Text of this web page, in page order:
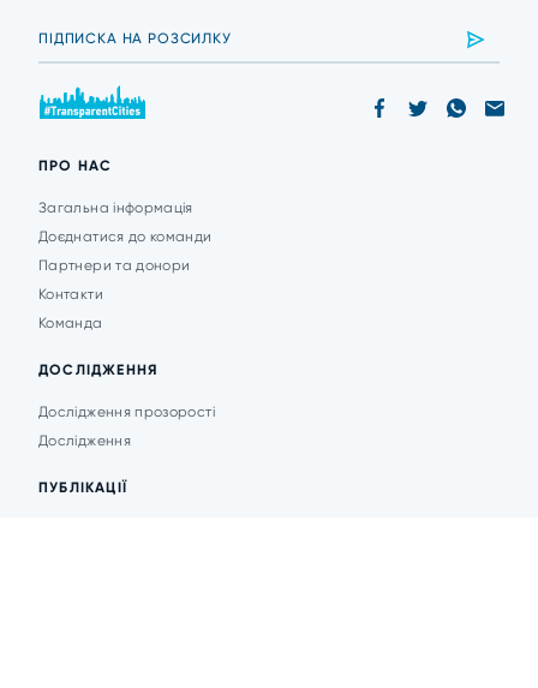
ПРО НАС
Загальна інформація
Доєднатися до команди
Партнери та донори
Контакти
Команда
ДОСЛІДЖЕННЯ
Дослідження прозорості
Дослідження
ПУБЛІКАЦІЇ